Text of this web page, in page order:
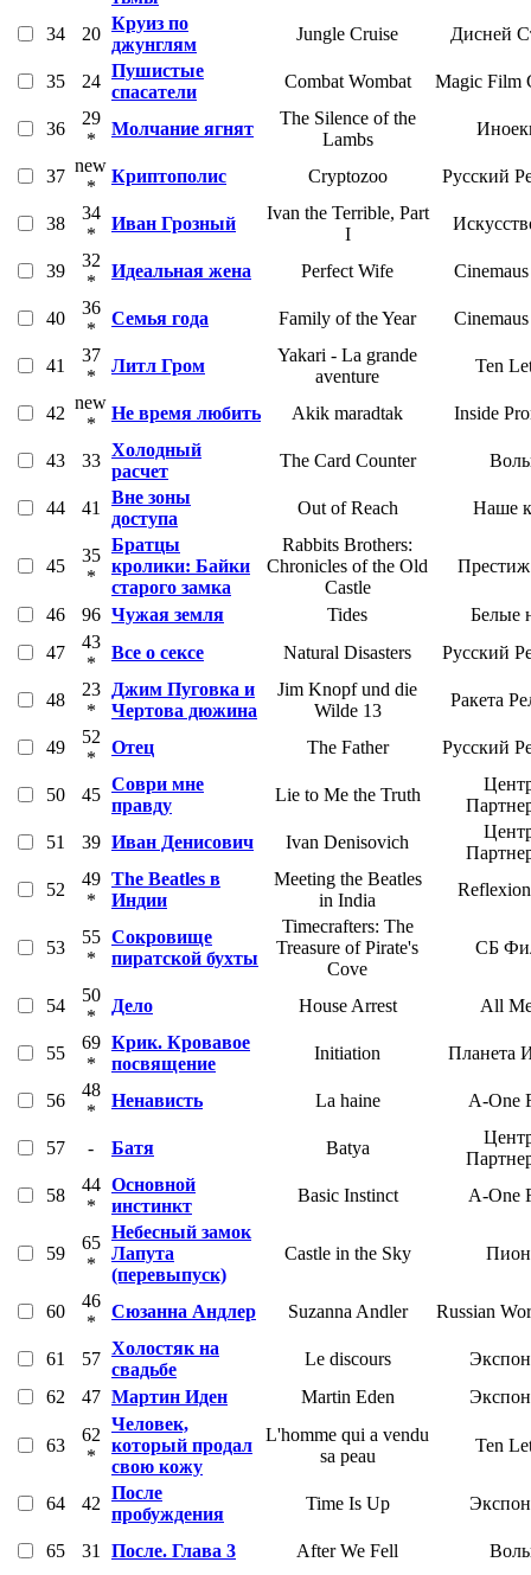
34
20
Круиз по
джунглям
Jungle Cruise Дисней
35 24
Пушистые
спасатели
Combat Wombat Magic Film
36
29
*
Молчание ягнят
The Silence of the
Lambs
37
new
*
Криптополис Cryptozoo Русский
38
34
*
Иван Грозный
Ivan the Terrible, Part
I
39
32
*
Идеальная жена Perfect Wife
40
36
*
Семья года Family of the Year
41
37
*
Литл Гром
Yakari - La grande
aventure
Ten
42
new
*
Не время любить Akik maradtak Inside
43 33
Холодный
расчет
The Card Counter
44 41
Вне зоны
доступа
Out of Reach Наше
45
35
*
Братцы
кролики: Байки
старого замка
Rabbits Brothers:
Chronicles of the Old
Castle
46 96 Чужая земля Tides
Белые
47
43
*
Все о сексе Natural Disasters Русский
48
23
*
Джим Пуговка и
Чертова дюжина
Jim Knopf und die
Wilde 13
Ракета
49
52
*
Отец The Father Русский
50 45
Соври мне
правду
Lie to Me the Truth
51
39 Иван Денисович Ivan Denisovich
52
49
*
The Beatles в
Индии
Meeting the Beatles
in India
53
55
*
Сокровище
пиратской бухты
Timecrafters: The
Treasure of Pirate's
Cove
СБ
54
50
*
Дело House Arrest All
55
69
*
Крик. Кровавое
посвящение
Initiation Планета
56
48
*
Ненависть La haine A-One
57 - Батя Batya
58
44
*
Основной
инстинкт
Basic Instinct A-One
59
65
*
Небесный замок
Лапута
(перевыпуск)
Castle in the Sky
60
46
*
Сюзанна Андлер Suzanna Andler Russian
61 57
Холостяк на
свадьбе
Le discours
62
47 Мартин Иден Martin Eden
63
62
*
Человек,
который продал
свою кожу
L'homme qui a vendu
sa peau
Ten
64 42
После
пробуждения
Time Is Up
65 31 После. Глава 3 After We Fell